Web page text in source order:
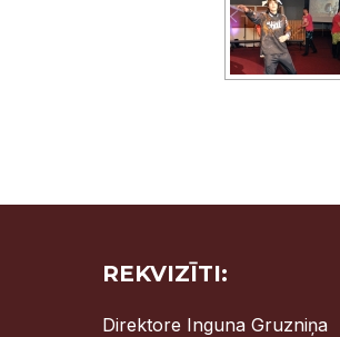
REKVIZĪTI:
Direktore Inguna Gruzniņa